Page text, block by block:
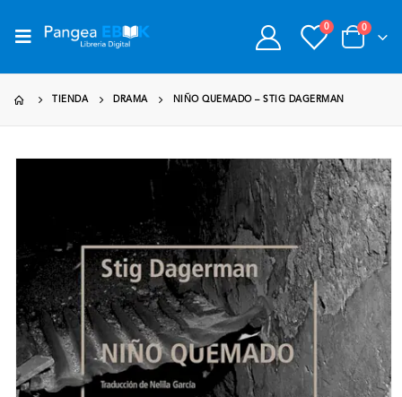
0 0
TIENDA DRAMA NIÑO QUEMADO – STIG DAGERMAN